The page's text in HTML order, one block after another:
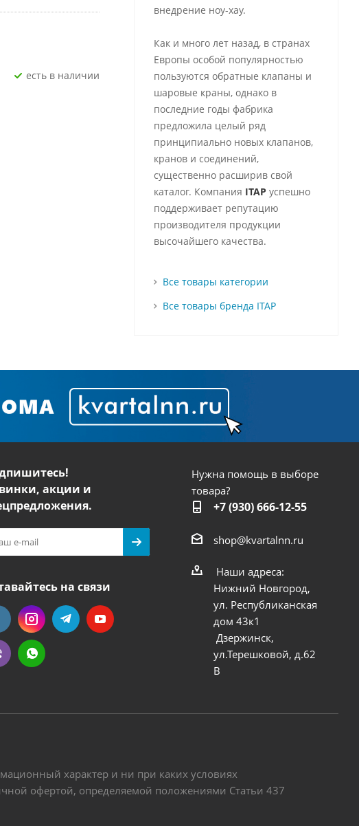
Есть в наличии
внедрение ноу-хау.
Как и много лет назад, в странах
Европы особой популярностью
пользуются обратные клапаны и
шаровые краны, однако в
последние годы фабрика
предложила целый ряд
принципиально новых клапанов,
кранов и соединений,
существенно расширив свой
каталог. Компания ITAP успешно
поддерживает репутацию
производителя продукции
высочайшего качества.
Все товары категории
Все товары бренда ITAP
акции и
на связи
Нужна помощь в выборе
товара?
+7 (930) 666-12-55
shop@kvartalnn.ru
Наши адреса:
Нижний Новгород,
ул. Республиканская
дом 43к1
Дзержинск,
ул.Терешковой, д.62
В
характер и ни при каких условиях
офертой, определяемой положениями Статьи 437